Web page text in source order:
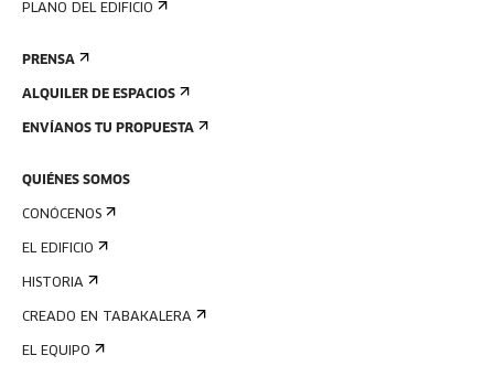
PLANO DEL EDIFICIO
PRENSA
ALQUILER DE ESPACIOS
ENVÍANOS TU PROPUESTA
QUIÉNES SOMOS
CONÓCENOS
EL EDIFICIO
HISTORIA
CREADO EN TABAKALERA
EL EQUIPO